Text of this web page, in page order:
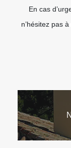
En cas
n’hésitez pas